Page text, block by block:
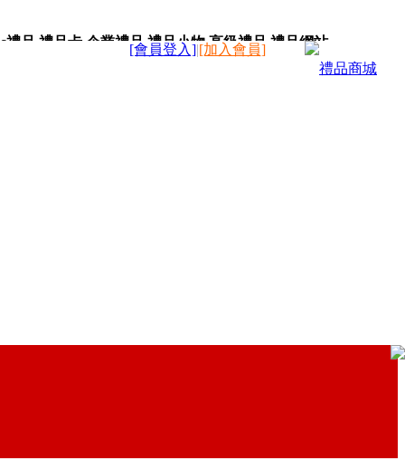
,禮品卡,企業禮品,禮品小物,高級禮品,禮品網站。
禮品商城
[會員登入]|[加入會員]